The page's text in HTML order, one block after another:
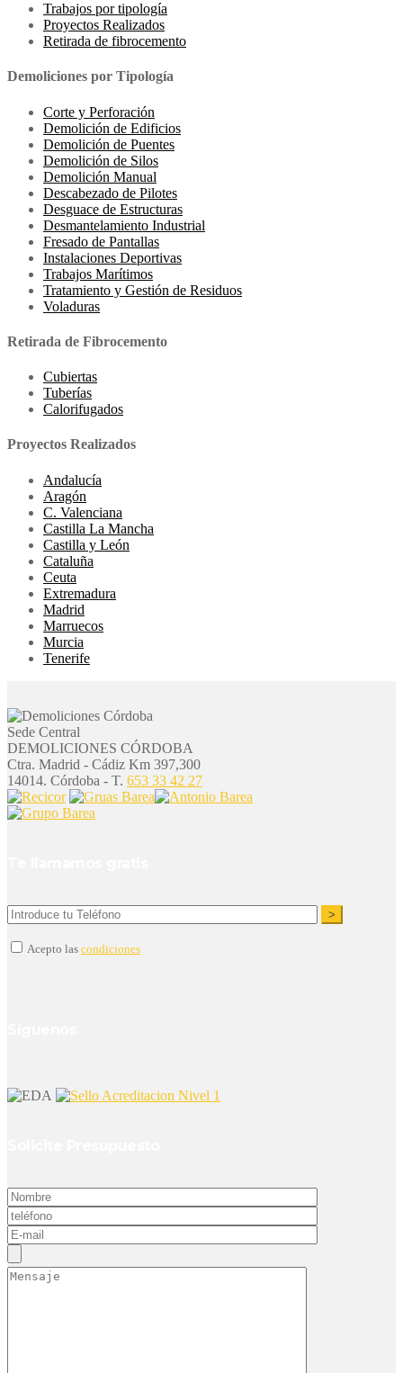
Trabajos por tipología
Proyectos Realizados
Retirada de fibrocemento
Demoliciones por Tipología
Corte y Perforación
Demolición de Edificios
Demolición de Puentes
Demolición de Silos
Demolición Manual
Descabezado de Pilotes
Desguace de Estructuras
Desmantelamiento Industrial
Fresado de Pantallas
Instalaciones Deportivas
Trabajos Marítimos
Tratamiento y Gestión de Residuos
Voladuras
Retirada de Fibrocemento
Cubiertas
Tuberías
Calorifugados
Proyectos Realizados
Andalucía
Aragón
C. Valenciana
Castilla La Mancha
Castilla y León
Cataluña
Ceuta
Extremadura
Madrid
Marruecos
Murcia
Tenerife
Sede Central
DEMOLICIONES CÓRDOBA
Ctra. Madrid - Cádiz Km 397,300
14014. Córdoba - T. 653 33 42 27
Acepto las condiciones